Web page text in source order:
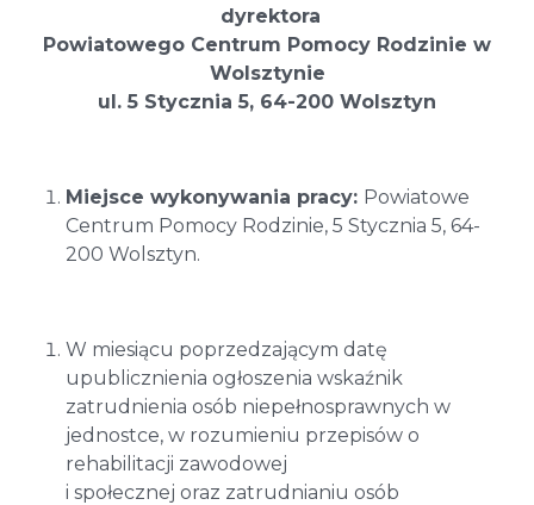
dyrektora
Powiatowego Centrum Pomocy Rodzinie w
Wolsztynie
ul. 5 Stycznia 5, 64-200 Wolsztyn
Miejsce wykonywania pracy: Powiatowe
Centrum Pomocy Rodzinie, 5 Stycznia 5, 64-
200 Wolsztyn.
W miesiącu poprzedzającym datę
upublicznienia ogłoszenia wskaźnik
zatrudnienia osób niepełnosprawnych w
jednostce, w rozumieniu przepisów o
rehabilitacji zawodowej
i społecznej oraz zatrudnianiu osób